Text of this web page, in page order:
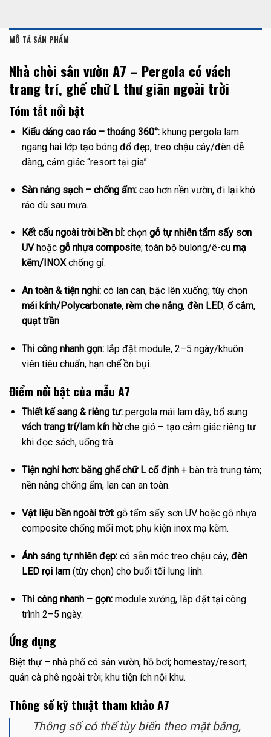
MÔ TẢ SẢN PHẨM
Nhà chòi sân vườn A7 – Pergola có vách
trang trí, ghế chữ L thư giãn ngoài trời
Tóm tắt nổi bật
Kiểu dáng cao ráo – thoáng 360°:khung pergola lam
ngang hai lớp tạo bóng đổ đẹp, treo chậu cây/đèn dễ
dàng, cảm giác “resort tại gia”.
Sàn nâng sạch – chống ẩm:cao hơn nền vườn, đi lại khô
ráo dù sau mưa.
Kết cấu ngoài trời bền bỉ:chọn gỗ tự nhiên tẩm sấy sơn
UVhoặc gỗ nhựa composite; toàn bộ bulong/ê-cu mạ
kẽm/INOXchống gỉ.
An toàn & tiện nghi:có lan can, bậc lên xuống; tùy chọn
mái kính/Polycarbonate, rèm che nắng, đèn LED, ổ cắm,
quạt trần.
Thi công nhanh gọn:lắp đặt module, 2–5 ngày/khuôn
viên tiêu chuẩn, hạn chế ồn bụi.
Điểm nổi bật của mẫu A7
Thiết kế sang & riêng tư:pergola mái lam dày, bổ sung
vách trang trí/lam kín hờche gió – tạo cảm giác riêng tư
khi đọc sách, uống trà.
Tiện nghi hơn: băng ghế chữ L cố định+ bàn trà trung tâm;
nền nâng chống ẩm, lan can an toàn.
Vật liệu bền ngoài trời:gỗ tẩm sấy sơn UV hoặc gỗ nhựa
composite chống mối mọt; phụ kiện inox mạ kẽm.
Ánh sáng tự nhiên đẹp:có sẵn móc treo chậu cây, đèn
LED rọi lam(tùy chọn) cho buổi tối lung linh.
Thi công nhanh – gọn:module xưởng, lắp đặt tại công
trình 2–5 ngày.
Ứng dụng
Biệt thự – nhà phố có sân vườn, hồ bơi; homestay/resort;
quán cà phê ngoài trời; khu tiện ích nội khu.
Thông số kỹ thuật tham khảo A7
Thông số có thể tùy biến theo mặt bằng,